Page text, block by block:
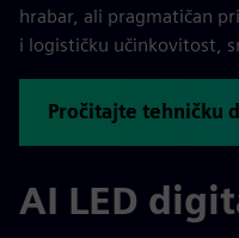
hrabar, ali pragmatičan
i logističku učinkovitost,
Pročitajte tehničku
AI LED